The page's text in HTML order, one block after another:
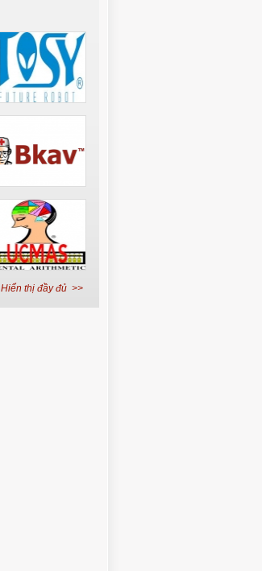
Hiển thị đầy đủ >>